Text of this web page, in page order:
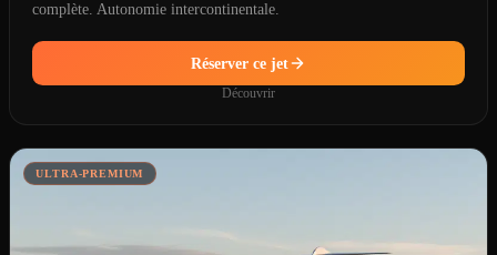
complète. Autonomie intercontinentale.
Réserver ce jet
Découvrir
ULTRA-PREMIUM